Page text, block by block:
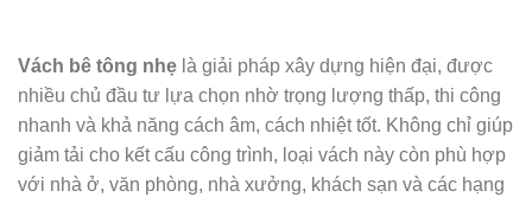
Vách bê tông nhẹ là giải pháp xây dựng hiện đại, được
nhiều chủ đầu tư lựa chọn nhờ trọng lượng thấp, thi công
nhanh và khả năng cách âm, cách nhiệt tốt. Không chỉ giúp
giảm tải cho kết cấu công trình, loại vách này còn phù hợp
với nhà ở, văn phòng, nhà xưởng, khách sạn và các hạng